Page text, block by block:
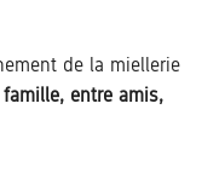
de la miellerie
entre amis,